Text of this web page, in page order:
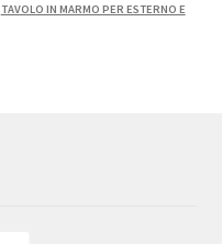
TAVOLO IN MARMO PER ESTERNO E